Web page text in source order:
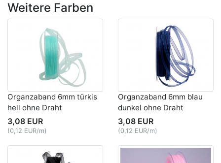
Weitere Farben
Organzaband 6mm türkis
hell ohne Draht
3,08 EUR
(0,12 EUR/m)
Organzaband 6mm blau
dunkel ohne Draht
3,08 EUR
(0,12 EUR/m)